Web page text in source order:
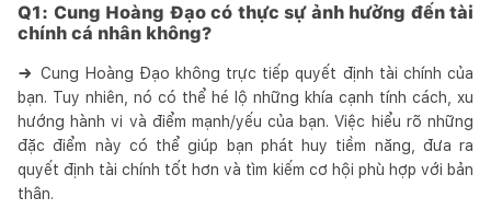
Q1: Cung Hoàng Đạo có thực sự ảnh hưởng đến tài
chính cá nhân không?
→Cung Hoàng Đạo không trực tiếp quyết định tài chính của
bạn. Tuy nhiên, nó có thể hé lộ những khía cạnh tính cách, xu
hướng hành vi và điểm mạnh/yếu của bạn. Việc hiểu rõ những
đặc điểm này có thể giúp bạn phát huy tiềm năng, đưa ra
quyết định tài chính tốt hơn và tìm kiếm cơ hội phù hợp với bản
thân.